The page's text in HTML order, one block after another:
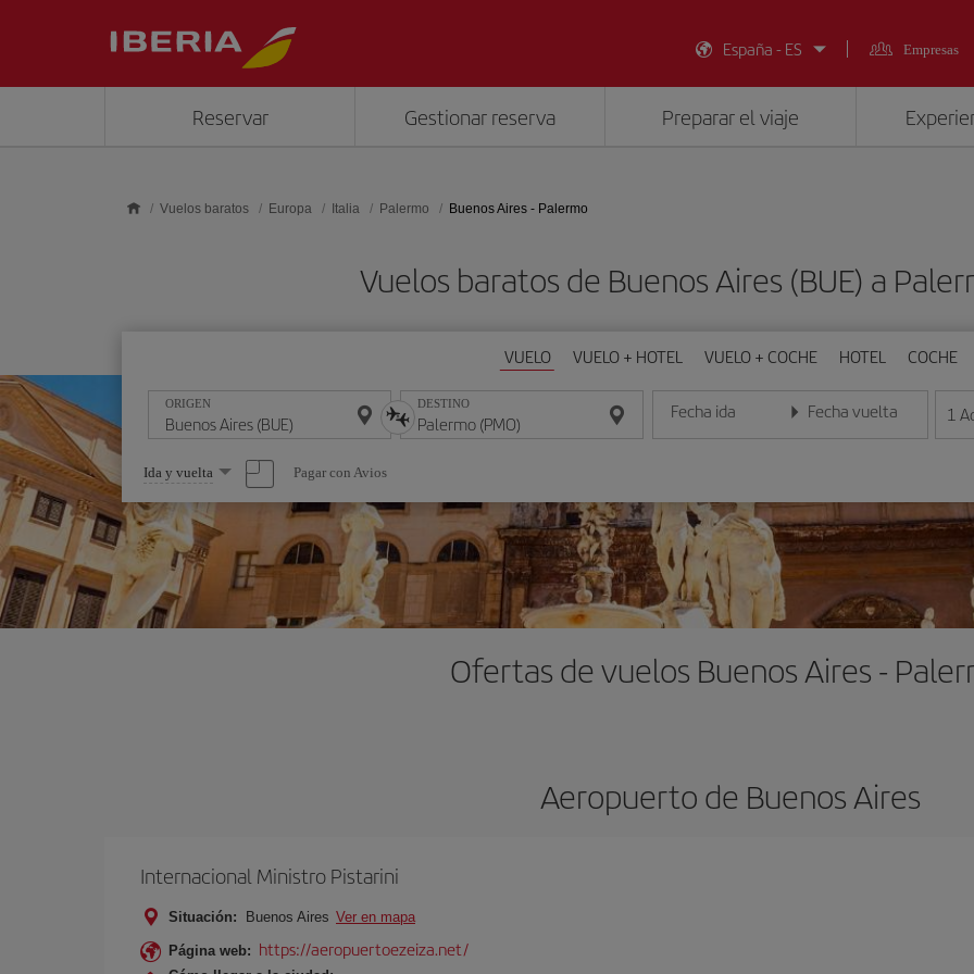
España - ES
Empresas
Reservar Gestionar reserva Preparar el viaje
Vuelos baratos Europa Italia Palermo Buenos Aires - Palermo
Vuelos baratos de Buenos Aires (BUE) a
VUELO VUELO + HOTEL VUELO + COCHE HOTEL COCHE
ORIGEN DESTINO Fecha ida
Introduce la fecha en formato día/mes/año
Fecha vuelta
Introduce la fecha en 1
Seleccione
una
opción
Ida y vuelta Pagar con Avios
Ofertas de vuelos Buenos Aires -
Aeropuerto de Buenos Aires
Internacional Ministro Pistarini
Situación: Buenos Aires Ver en mapa
Página web: https://aeropuertoezeiza.net/